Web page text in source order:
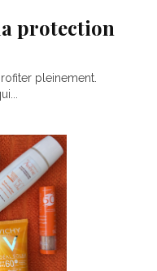
protection
pleinement.